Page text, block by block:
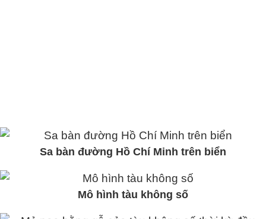
Sa bàn đường Hồ Chí Minh trên biển
Mô hình tàu không số